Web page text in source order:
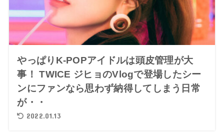
やっぱりK-POPアイドルは頭皮管理が大
事！ TWICE ジヒョのVlogで登場したシー
ンにファンなら思わず納得してしまう日常
が・・
2022.01.13